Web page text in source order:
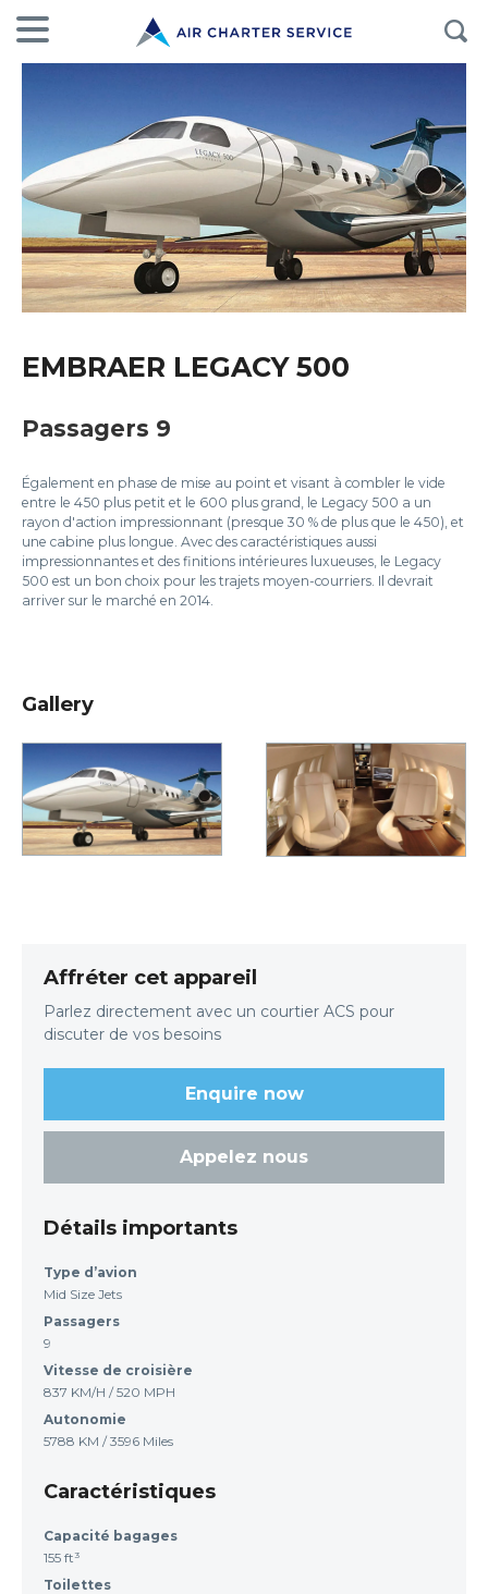
EMBRAER LEGACY 500
Passagers 9
Également en phase de mise au point et visant à combler le vide
entre le 450 plus petit et le 600 plus grand, le Legacy 500 a un
rayon d'action impressionnant (presque 30 % de plus que le 450), et
une cabine plus longue. Avec des caractéristiques aussi
impressionnantes et des finitions intérieures luxueuses, le Legacy
500 est un bon choix pour les trajets moyen-courriers. Il devrait
arriver sur le marché en 2014.
Gallery
Affréter cet appareil
Parlez directement avec un courtier ACS pour
discuter de vos besoins
Enquire now
Appelez nous
Détails importants
Type d’avion
Mid Size Jets
Passagers
9
Vitesse de croisière
837 KM/H / 520 MPH
Autonomie
5788 KM / 3596 Miles
Caractéristiques
Capacité bagages
155 ft³
Toilettes